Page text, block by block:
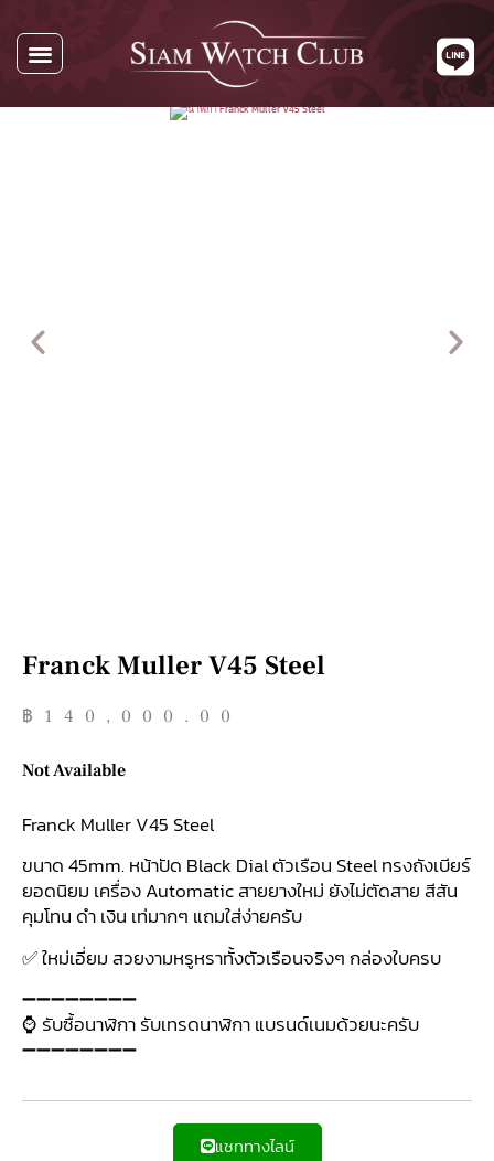
Franck Muller V45 Steel
฿ 140,000.00
Not Available
Franck Muller V45 Steel
ขนาด 45mm. หน้าปัด Black Dial ตัวเรือน Steel ทรงถังเบียร์
ยอดนิยม เครื่อง Automatic สายยางใหม่ ยังไม่ตัดสาย สีสัน
คุมโทน ดำ เงิน เท่มากๆ แถมใส่ง่ายครับ
✅ ใหม่เอี่ยม สวยงามหรูหราทั้งตัวเรือนจริงๆ กล่องใบครบ
➖➖➖➖➖➖➖➖
⌚ รับซื้อนาฬิกา รับเทรดนาฬิกา แบรนด์เนมด้วยนะครับ
➖➖➖➖➖➖➖➖
แชททางไลน์